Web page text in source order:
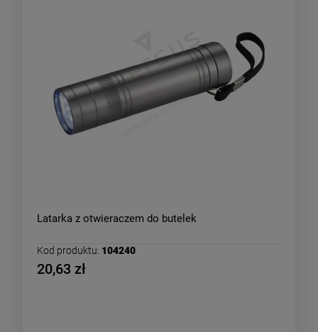
Latarka z otwieraczem do butelek
Kod produktu: 104240
20,63 zł